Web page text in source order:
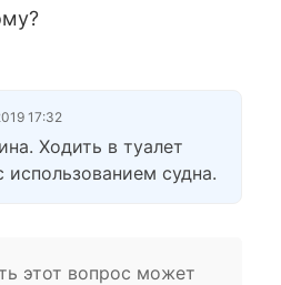
17:32
Ходить в туалет
использованием судна.
этот вопрос может